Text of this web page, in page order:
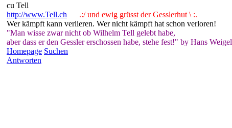
cu Tell
http://www.Tell.ch
.:/ und ewig grüsst der Gesslerhut \ :.
Wer kämpft kann verlieren. Wer nicht kämpft hat schon verloren!
"Man wisse zwar nicht ob Wilhelm Tell gelebt habe,
aber dass er den Gessler erschossen habe, stehe fest!" by Hans Weigel
Homepage Suchen
Antworten